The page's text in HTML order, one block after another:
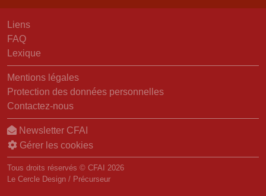
Liens
FAQ
Lexique
Mentions légales
Protection des données personnelles
Contactez-nous
Newsletter CFAI
Gérer les cookies
Tous droits réservés © CFAI 2026
Le Cercle Design / Précurseur